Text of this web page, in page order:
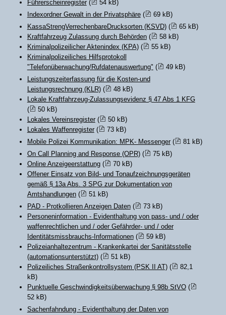
Führerscheinregister(
54 kB)
Indexordner Gewalt in der Privatsphäre(
69 kB)
KassaStrengVerrechenbareDrucksorten (KSVD)(
65 kB)
Kraftfahrzeug Zulassung durch Behörden(
58 kB)
Kriminalpolizeilicher Aktenindex (KPA)(
55 kB)
Kriminalpolizeiliches Hilfsprotokoll
"Telefonüberwachung/Rufdatenauswertung" (
49 kB)
Leistungszeiterfassung für die Kosten-und
Leistungsrechnung (KLR)(
48 kB)
Lokale Kraftfahrzeug-Zulassungsevidenz § 47 Abs 1 KFG
(
50 kB)
Lokales Vereinsregister(
50 kB)
Lokales Waffenregister(
73 kB)
Mobile Polizei Kommunikation: MPK- Messenger(
81 kB)
On Call Planning and Response (OPR)(
75 kB)
Online Anzeigeerstattung(
70 kB)
Offener Einsatz von Bild- und Tonaufzeichnungsgeräten
gemäß § 13a Abs. 3 SPG zur Dokumentation von
Amtshandlungen(
51 kB)
PAD - Protkollieren Anzeigen Daten(
73 kB)
Personeninformation - Evidenthaltung von pass- und / oder
waffenrechtlichen und / oder Gefährder- und / oder
Identitätsmissbrauchs-Informationen(
59 kB)
Polizeianhaltezentrum - Krankenkartei der Sanitätsstelle
(automationsunterstützt)(
51 kB)
Polizeiliches Straßenkontrollsystem (PSK II AT)(
82,1
kB)
Punktuelle Geschwindigkeitsüberwachung § 98b StVO(
52 kB)
Sachenfahndung - Evidenthaltung der Daten von